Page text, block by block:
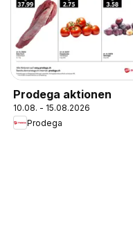
Prodega aktionen
10.08. - 15.08.2026
Prodega